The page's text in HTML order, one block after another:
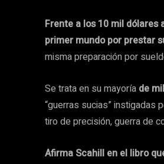
Frente a los 10 mil dólares
primer mundo por prestar
misma preparación por
Se trata en su mayoría de
“guerras sucias” instigadas
tiro de precisión, guerra de
Afirma Scahill en el libro